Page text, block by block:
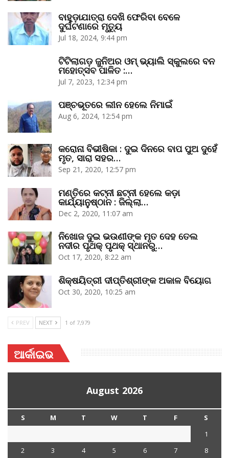
ବାହୁଡ଼ାଯାତ୍ରା ଦେଖି ଫେରିବା ବେଳେ
ଦୁର୍ଘଟଣାରେ ମୃତ୍ୟୁ
Jul 18, 2024, 9:44 pm
ଟିଟିଲାଗଡ଼ ଜୁନିଅର ଓମ୍‌ ଭ୍ୟାଲି ସ୍କୁଲରେ ବନ
ମହୋତ୍ସବ ପାଳିତ :…
Jul 7, 2023, 12:34 pm
ପଞ୍ଚଭୂତରେ ଲୀନ ହେଲେ ନିମାଇଁ
Aug 6, 2024, 12:54 pm
କରୋନା ବିଭୀଷିକା : ଦୁଇ ଦିନରେ ବାପ ପୁଅ ଦୁହେଁ
ମୃତ, ସାରା ସହର…
Sep 21, 2020, 12:57 pm
ମଣ୍ତିରେ କଟ୍‌ନୀ ଛଟ୍‌ନୀ ହେଲେ କଡ଼ା
କାର୍ଯ୍ୟାନୁଷ୍ଠାନ : ଜିଲ୍ଲା…
Dec 2, 2020, 11:07 am
ନିଖୋଜ ଦୁଇ ଭଉଣୀଙ୍କ ମୃତ ଦେହ ତେଲ
ନଦୀର ପୃଥକ୍‌ ପୃଥକ୍‌ ସ୍ଥାନରୁ…
Oct 17, 2020, 8:22 am
ଶିକ୍ଷୟିତ୍ରୀ ଦୀପ୍ତିଶ୍ରୀଙ୍କ ଅକାଳ ବିୟୋଗ
Oct 30, 2020, 10:25 am
PREV NEXT 1 of 7,979
ଆର୍କାଇଭ
August 2026
S M T W T F
S
1
2
3 4 5 6 7 8